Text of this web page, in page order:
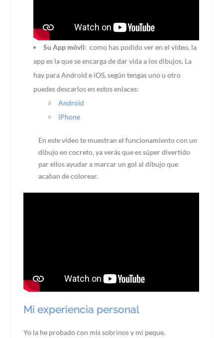
Su App móvil: como has podido ver en el vídeo, la
app es la que se encarga de dar vida a los dibujos. La
hay para Android e iOS, según tengas uno u otro
puedes descarlos en estos enlaces:
Android
iPhone
En este vídeo te muestran el funcionamiento con un
dibujo en cocreto, ya verás que es súper divertido
par ellos ayudar a marcar un gol al dibujo que
acaban de colorear.
Mi experiencia personal
Yo la he probado con mis sobrinos y mi peque.